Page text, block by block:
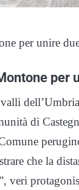
per unire
per
di
che la
veri